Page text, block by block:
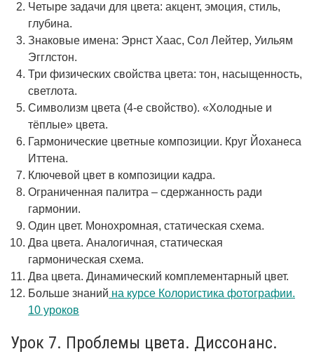
Четыре задачи для цвета: акцент, эмоция, стиль,
глубина.
Знаковые имена: Эрнст Хаас, Сол Лейтер, Уильям
Эгглстон.
Три физических свойства цвета: тон, насыщенность,
светлота.
Символизм цвета (4-е свойство). «Холодные и
тёплые» цвета.
Гармонические цветные композиции. Круг Йоханеса
Иттена.
Ключевой цвет в композиции кадра.
Ограниченная палитра – сдержанность ради
гармонии.
Один цвет. Монохромная, статическая схема.
Два цвета. Аналогичная, статическая
гармоническая схема.
Два цвета. Динамический комплементарный цвет.
Больше знаний на курсе Колористика фотографии.
10 уроков
Урок 7. Проблемы цвета. Диссонанс.